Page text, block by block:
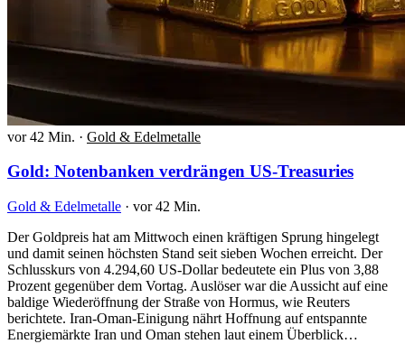
vor 42 Min. · Gold & Edelmetalle
Gold: Notenbanken verdrängen US-Treasuries
Gold & Edelmetalle · vor 42 Min.
Der Goldpreis hat am Mittwoch einen kräftigen Sprung hingelegt
und damit seinen höchsten Stand seit sieben Wochen erreicht. Der
Schlusskurs von 4.294,60 US-Dollar bedeutete ein Plus von 3,88
Prozent gegenüber dem Vortag. Auslöser war die Aussicht auf eine
baldige Wiederöffnung der Straße von Hormus, wie Reuters
berichtete. Iran-Oman-Einigung nährt Hoffnung auf entspannte
Energiemärkte Iran und Oman stehen laut einem Überblick…